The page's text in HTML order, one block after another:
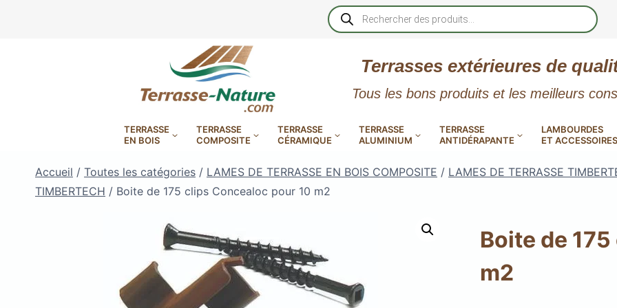
Recherche
de
produits
Terrasses extérieures de
Tous les bons produits et les meilleurs
TERRASSE
EN BOIS
LAMES DE TERRASSE
EN BOIS EXOTIQUE
TERRASSE
COMPOSITE
LAMES DE TERRASSE EN
BOIS COMPOSITE TIMBERTECH
TERRASSE
CÉRAMIQUE
LAMES DE TERRASSE
DURA EN CERAMIQUE
TERRASSE
ALUMINIUM
TERRASSE
ANTIDÉRAPANTE
BANDES ANTIDÉRAPANTES
POUR TERRASSE EN BOIS
LAMBOURDES
ET ACCESSOIRES
LAMBOURDES, VIS
BANDES BITUMES
PLOTS EN PVC
RÉGLABLES
CALES RÉGLABLES
POUR TERRASSE
LAMES DE BARDAGE
XTRACLAD À CLAIRE VOIE
LAMES DE BARDAGE
Accueil / Toutes les catégories / LAMES DE TERRASSE EN BOIS COMPOSITE / LAMES DE TERRASSE
TIMBERTECH / Boite de 175 clips Concealoc pour 10 m2
Boite de
m2